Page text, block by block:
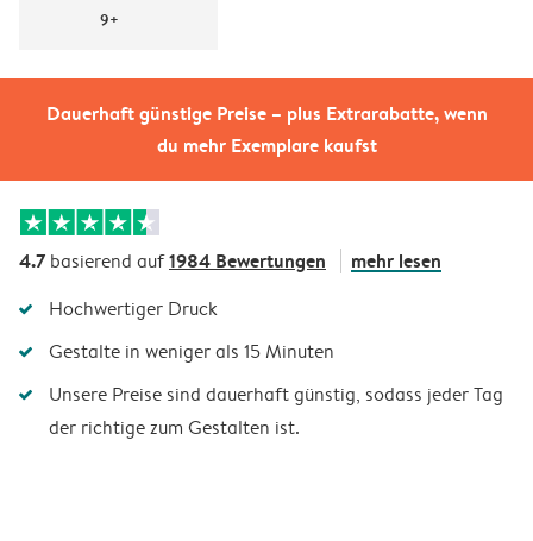
Dauerhaft günstige Preise – plus Extrarabatte, wenn
du mehr Exemplare kaufst
9+
4.7 basierend auf1984 Bewertungen mehr lesen
Hochwertiger Druck
Gestalte in weniger als 15 Minuten
Unsere Preise sind dauerhaft günstig, sodass jeder Tag
der richtige zum Gestalten ist.